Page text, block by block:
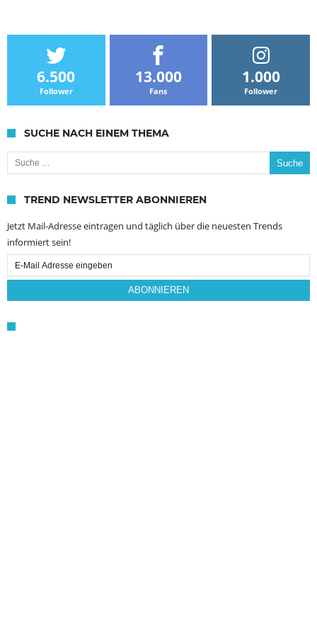
6.500
Follower
13.000
Fans
1.000
Follower
SUCHE NACH EINEM THEMA
Suche nach:
TREND NEWSLETTER ABONNIEREN
Jetzt Mail-Adresse eintragen und täglich über die neuesten Trends
informiert sein!
Email
Subscription
ABONNIEREN